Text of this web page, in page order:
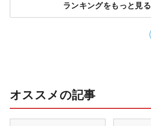
ランキングをもっと見る
オススメの記事